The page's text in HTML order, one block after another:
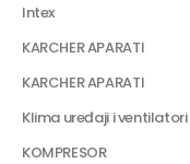
Intex
KARCHER APARATI
KARCHER APARATI
Klima uređaji i ventilatori
KOMPRESOR